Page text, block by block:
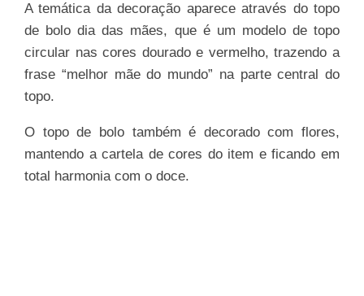
A temática da decoração aparece através do topo
de bolo dia das mães, que é um modelo de topo
circular nas cores dourado e vermelho, trazendo a
frase “melhor mãe do mundo” na parte central do
topo.
O topo de bolo também é decorado com flores,
mantendo a cartela de cores do item e ficando em
total harmonia com o doce.